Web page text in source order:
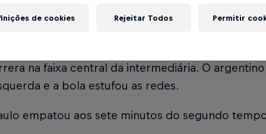
Bruta abriu o placar aos 35 minutos. Após
jogada ensaiada, Henry Mosquera partiu para
e bateu cruzado para o meio da área. A
na faixa central da intermediária. O
e a bola estufou as redes.
empatou aos sete minutos do segundo
de cookies Rejeitar Todos Permitir